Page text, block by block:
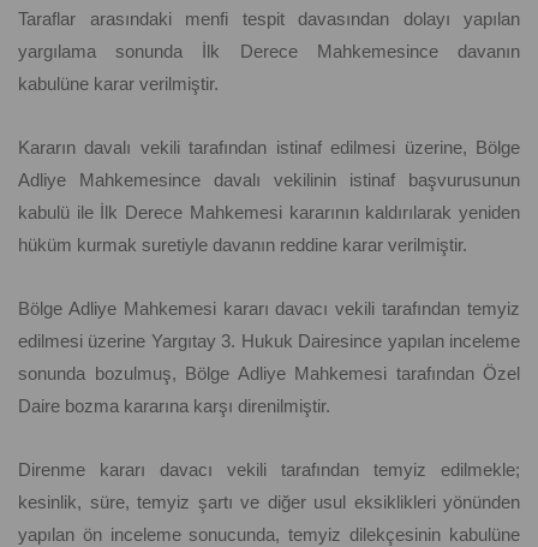
Taraflar arasındaki menfi tespit davasından dolayı yapılan
yargılama sonunda İlk Derece Mahkemesince davanın
kabulüne karar verilmiştir.
Kararın davalı vekili tarafından istinaf edilmesi üzerine, Bölge
Adliye Mahkemesince davalı vekilinin istinaf başvurusunun
kabulü ile İlk Derece Mahkemesi kararının kaldırılarak yeniden
hüküm kurmak suretiyle davanın reddine karar verilmiştir.
Bölge Adliye Mahkemesi kararı davacı vekili tarafından temyiz
edilmesi üzerine Yargıtay 3. Hukuk Dairesince yapılan inceleme
sonunda bozulmuş, Bölge Adliye Mahkemesi tarafından Özel
Daire bozma kararına karşı direnilmiştir.
Direnme kararı davacı vekili tarafından temyiz edilmekle;
kesinlik, süre, temyiz şartı ve diğer usul eksiklikleri yönünden
yapılan ön inceleme sonucunda, temyiz dilekçesinin kabulüne